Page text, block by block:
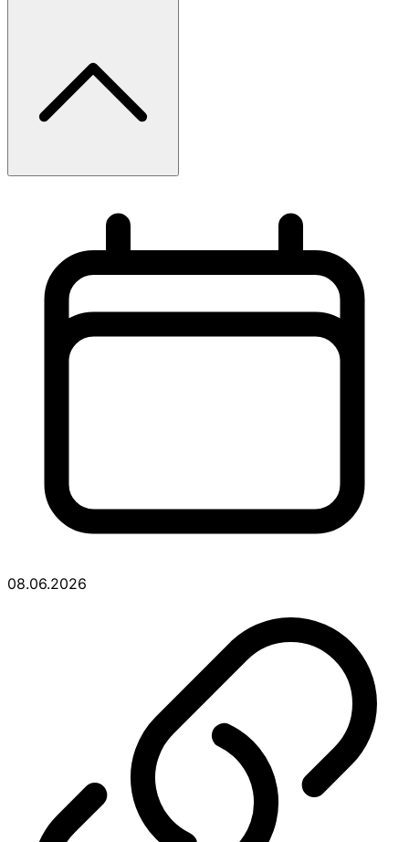
08.06.2026